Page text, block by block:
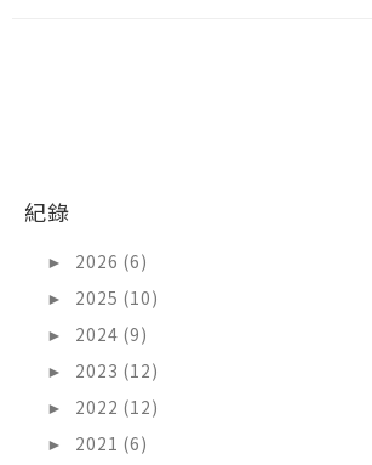
紀錄
►
2026 (6)
►
2025 (10)
►
2024 (9)
►
2023 (12)
►
2022 (12)
►
2021 (6)